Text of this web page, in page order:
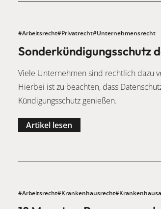
#Arbeitsrecht#Privatrecht#Unternehmensrecht
Sonderkündigungsschutz
Viele Unternehmen sind rechtlich dazu
Hierbei ist zu beachten, dass
Kündigungsschutz genießen.
Artikel lesen
#Arbeitsrecht#Krankenhausrecht